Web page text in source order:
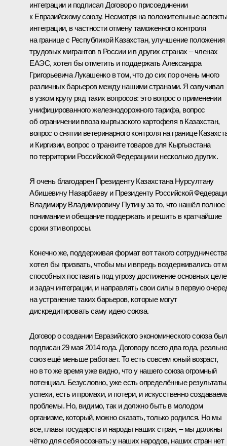
интеграции и подписал Договор о присоединении
к Евразийскому союзу. Несмотря на положительные
интеграции, в частности отмену таможенного контроля
на границе с Республикой Казахстан, улучшение положения
трудовых мигрантов в России и в других странах – членах
ЕАЭС, хотел бы отметить и поддержать Александра
Григорьевича Лукашенко в том, что до сих пор очень много
различных барьеров между нашими странами. Я озвучивал
в узком кругу ряд таких вопросов: это вопрос о применении
унифицированного железнодорожного тарифа, вопрос
об ограничении ввоза кыргызского картофеля в Казахстан,
вопрос о снятии ветеринарного контроля на границе
и Киргизии, вопрос о транзите товаров для Кыргызстана
по территории Российской Федерации и несколько других.
Я очень благодарен Президенту Казахстана Нурсултану
Абишевичу Назарбаеву и Президенту Российской
Владимиру Владимировичу Путину за то, что нашёл полное
понимание и обещание поддержать и решить в кратчайшие
сроки эти вопросы.
Конечно же, поддерживая формат вот такого
хотел бы призвать, чтобы мы и впредь воздерживались от
способных поставить под угрозу достижение основных
и задач интеграции, и направлять свои силы в первую
на устранение таких барьеров, которые могут
дискредитировать саму идею союза.
Договор о создании Евразийского экономического союза был
подписан 29 мая 2014 года. Договору всего два года, реально
союз ещё меньше работает. То есть совсем юный возраст,
но в то же время уже видно, что у нашего союза огромный
потенциал. Безусловно, уже есть определённые
успехи, есть и промахи, и потери, и искусственно
проблемы. Но, видимо, так и должно быть в молодом
организме, который, можно сказать, только родился. Но мы
все, главы государств и народы наших стран, – мы должны
чётко для себя осознать: у наших народов, наших стран нет